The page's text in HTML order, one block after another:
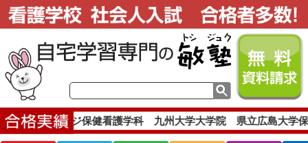
医療カレッジ保健看護学科 九州大学大学院 県立広島大学保